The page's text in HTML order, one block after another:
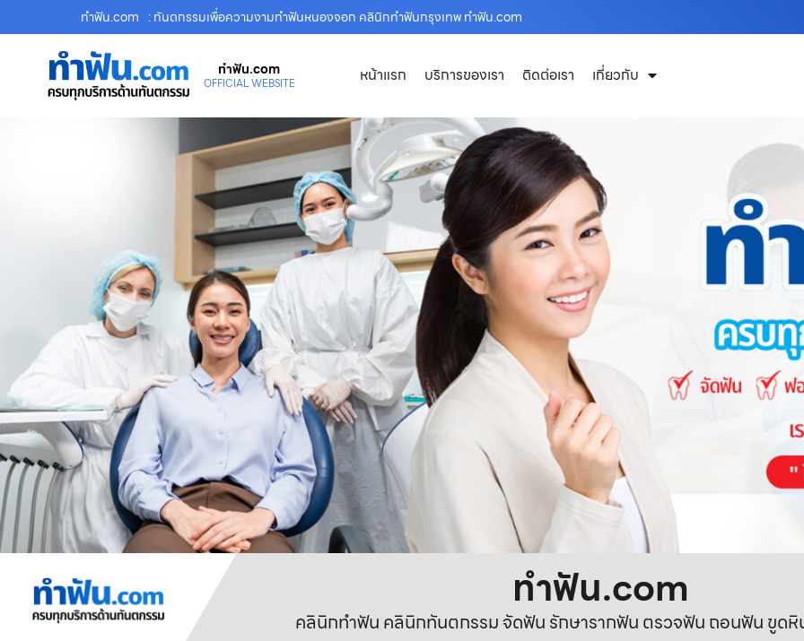
ทําฟัน.com : ทันตกรรมเพื่อความงามทำฟันหนองจอก คลินิกทำฟันกรุงเทพ ทำฟัน.com
ทําฟัน.com
OFFICIAL WEBSITE หน้าแรก บริการของเรา ติดต่อเรา เกี่ยวกับ
ทําฟัน.com
คลินิกทำฟัน คลินิกทันตกรรม จัดฟัน รักษารากฟัน ตรวจฟัน ถอนฟัน ขูด